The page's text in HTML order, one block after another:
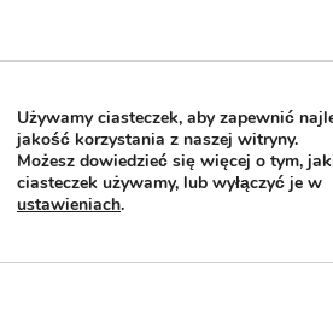
Używamy ciasteczek, aby zapewnić
jakość korzystania z naszej witryny.
Możesz dowiedzieć się więcej o tym,
ciasteczek używamy, lub wyłączyć je w
ustawieniach.